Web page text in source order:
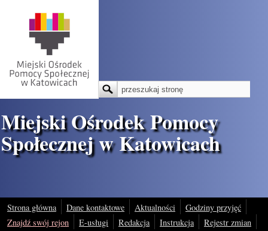
Miejski Ośrodek Pomocy
Społecznej w Katowicach
Formularz wyszukiwania
Szukaj
Strona główna Dane kontaktowe Aktualności
Godziny przyjęć
Znajdź swój rejon
E-usługi Redakcja Instrukcja
Rejestr zmian